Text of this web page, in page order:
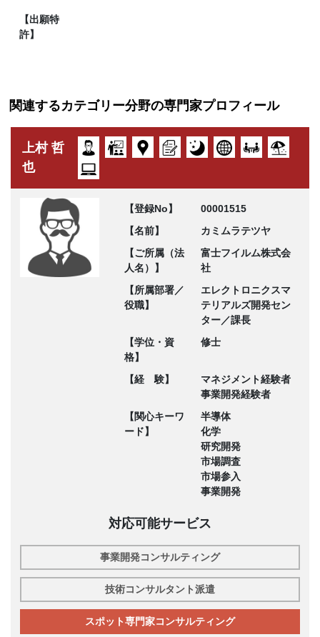
【出願特
許】
関連するカテゴリー分野の専門家プロフィール
上村 哲
也
【登録No】
00001515
【名前】
カミムラテツヤ
【ご所属（法
人名）】
富士フイルム株式会
社
【所属部署／
役職】
エレクトロニクスマ
テリアルズ開発セン
ター／課長
【学位・資
格】
修士
【経 験】
マネジメント経験者
事業開発経験者
【関心キーワ
ード】
半導体
化学
研究開発
市場調査
市場参入
事業開発
対応可能サービス
事業開発コンサルティング
技術コンサルタント派遣
スポット専門家コンサルティング